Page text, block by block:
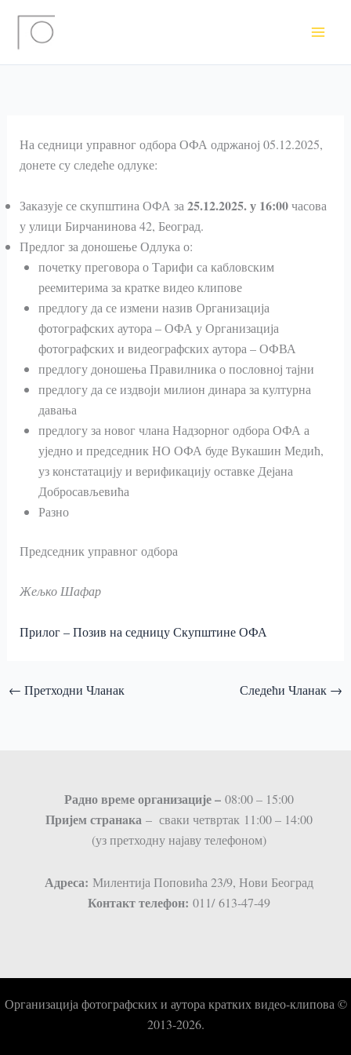
садржај
На седници управног одбора ОФА одржаној 05.12.2025,
донете су следеће одлуке:
Заказује се скупштина ОФА за 25.12.2025. у 16:00часова
у улици Бирчанинова 42, Београд.
Предлог за доношење Одлука о:
почетку преговора о Тарифи са кабловским
реемитерима за кратке видео клипове
предлогу да се измени назив Организација
фотографских аутора – ОФА у Организација
фотографских и видеографских аутора – ОФВА
предлогу доношења Правилника о пословној тајни
предлогу да се издвоји милион динара за културна
давања
предлогу за новог члана Надзорног одбора ОФА а
уједно и председник НО ОФА буде Вукашин Медић,
уз констатацију и верификацију оставке Дејана
Добросављевића
Разно
Председник управног одбора
Жељко Шафар
Прилог – Позив на седницу Скупштине ОФА
← Претходни Чланак Следећи Чланак →
Радно време организације – 08:00 – 15:00
Пријем странaка– сваки четвртак 11:00 – 14:00
(уз претходну најаву телефоном)
Адреса: Милентија Поповића 23/9, Нови Београд
Контакт телефон: 011/ 613-47-49
Организација фотографских и аутора кратких видео-клипова ©
2013-2026.